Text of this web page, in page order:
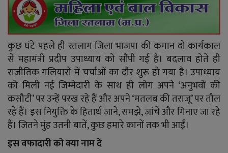
कुछ घंटे पहले ही रतलाम जिला भाजपा की कमान दो कार्यकाल
से महामंत्री प्रदीप उपाध्याय को सौंपी गई है। बदलाव होते ही
राजीतिक गलियारों में चर्चाओं का दौर शुरू हो गया है। उपाध्याय
को मिली नई जिम्मेदारी के साथ ही लोग अपने ‘अनुभवों की
कसौटी’ पर उन्हें परख रहे हैं और अपने ‘मतलब की तराजू’ पर तौल
रहे हैं। इस नियुक्ति के हितार्थ जाने, समझे, जांचे और गिनाए जा रहे
हैं। जितने मुंह उतनी बातें, कुछ हमारे कानों तक भी आईं।
इस वफादारी को क्या नाम दें